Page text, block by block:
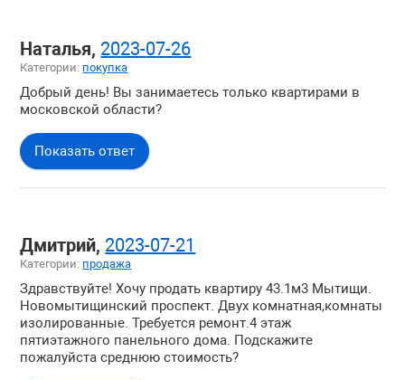
Наталья, 2023-07-26
Категории: покупка
Добрый день! Вы занимаетесь только квартирами в
московской области?
Показать ответ
Дмитрий, 2023-07-21
Категории: продажа
Здравствуйте! Хочу продать квартиру 43.1м3 Мытищи.
Новомытищинский проспект. Двух комнатная,комнаты
изолированные. Требуется ремонт.4 этаж
пятиэтажного панельного дома. Подскажите
пожалуйста среднюю стоимость?